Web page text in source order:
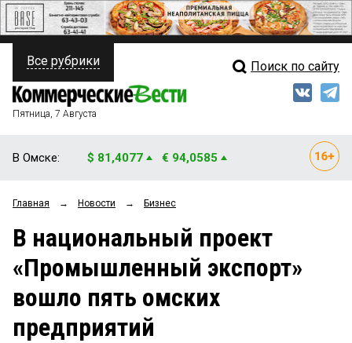
ПОЛИТИКА
ФИНАНСЫ
ОБЩЕСТВО
ЗАКОН
НОВОСТИ КОМПАНИЙ
Свежий выпуск
Рейтинги
Блоги
Архив
Все рубрики Поиск по сайту
Пятница, 7 Августа
В Омске: $ 81,4077 € 94,0585
Главная → Новости → Бизнес
В национальный проект
«Промышленный экспорт»
вошло пять омских
предприятий